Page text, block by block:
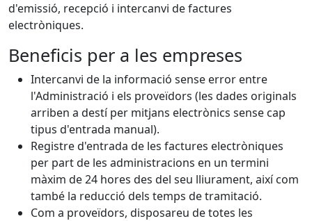
d'emissió, recepció i intercanvi de factures
electròniques.
Beneficis per a les empreses
Intercanvi de la informació sense error entre
l'Administració i els proveïdors (les dades originals
arriben a destí per mitjans electrònics sense cap
tipus d'entrada manual).
Registre d'entrada de les factures electròniques
per part de les administracions en un termini
màxim de 24 hores des del seu lliurament, així com
també la reducció dels temps de tramitació.
Com a proveïdors, disposareu de totes les